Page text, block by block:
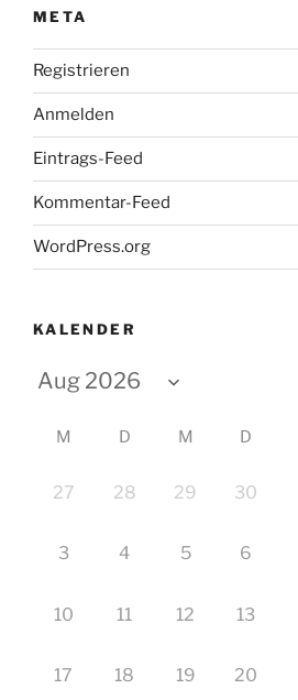
META
Registrieren
Anmelden
Eintrags-Feed
Kommentar-Feed
WordPress.org
KALENDER
M D M D
27 28 29 30
3 4 5 6
10 11 12 13
17 18 19 20